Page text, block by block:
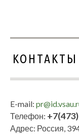
КОНТАКТЫ
E-mail:
Телефон:
Адрес: Россия,